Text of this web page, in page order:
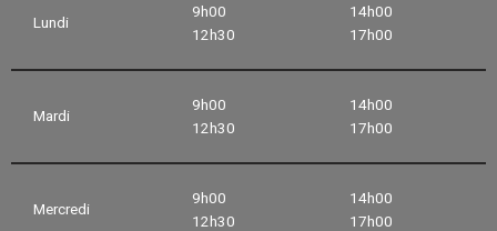
Lundi
9h00
12h30
14h00
17h00
Mardi
9h00
12h30
14h00
17h00
Mercredi
9h00
12h30
14h00
17h00